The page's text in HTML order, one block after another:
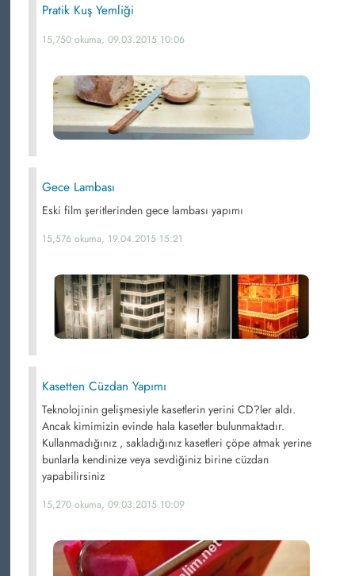
Pratik Kuş Yemliği
15,750 okuma, 09.03.2015 10:06
Gece Lambası
Eski film şeritlerinden gece lambası yapımı
15,576 okuma, 19.04.2015 15:21
Kasetten Cüzdan Yapımı
Teknolojinin gelişmesiyle kasetlerin yerini CD?ler aldı.
Ancak kimimizin evinde hala kasetler bulunmaktadır.
Kullanmadığınız , sakladığınız kasetleri çöpe atmak yerine
bunlarla kendinize veya sevdiğiniz birine cüzdan
yapabilirsiniz
15,270 okuma, 09.03.2015 10:09